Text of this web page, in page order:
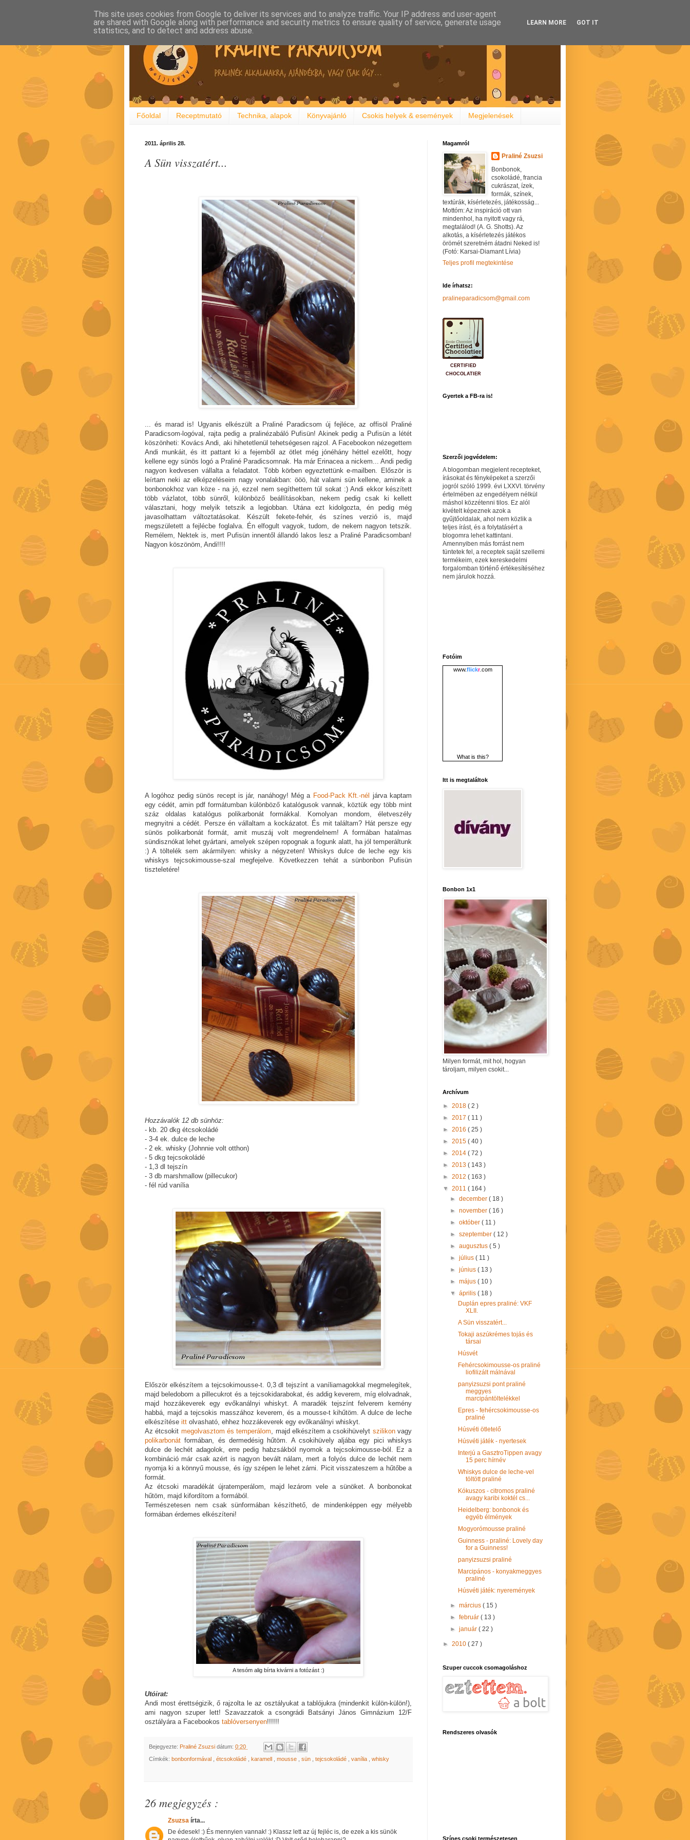
Főoldal Receptmutató Technika, alapok Könyvajánló Csokis helyek & események Megjelenések
2011. április 28.
A Sün visszatért...
... és marad is! Ugyanis elkészült a Praliné Paradicsom új fejléce, az offisöl Praliné
Paradicsom-logóval, rajta pedig a pralinézabáló Pufisün! Akinek pedig a Pufisün a létét
köszönheti: Kovács Andi, aki hihetetlenül tehetségesen rajzol. A Facebookon nézegettem
Andi munkáit, és itt pattant ki a fejemből az ötlet még jónéhány héttel ezelőtt, hogy
kellene egy sünös logó a Praliné Paradicsomnak. Ha már Erinacea a nickem... Andi pedig
nagyon kedvesen vállalta a feladatot. Több körben egyeztettünk e-mailben. Először is
leírtam neki az elképzeléseim nagy vonalakban: ööö, hát valami sün kellene, aminek a
bonbonokhoz van köze - na jó, ezzel nem segíthettem túl sokat :) Andi ekkor készített
több vázlatot, több sünről, különböző beállításokban, nekem pedig csak ki kellett
választani, hogy melyik tetszik a legjobban. Utána ezt kidolgozta, én pedig még
javasolhattam változtatásokat. Készült fekete-fehér, és színes verzió is, majd
megszületett a fejlécbe foglalva. Én elfogult vagyok, tudom, de nekem nagyon tetszik.
Remélem, Nektek is, mert Pufisün innentől állandó lakos lesz a Praliné Paradicsomban!
Nagyon köszönöm, Andi!!!!
A logóhoz pedig sünös recept is jár, nanáhogy! Még a Food-Pack Kft.-nél járva kaptam
egy cédét, amin pdf formátumban különböző katalógusok vannak, köztük egy több mint
száz oldalas katalógus polikarbonát formákkal. Komolyan mondom, életveszély
megnyitni a cédét. Persze én vállaltam a kockázatot. És mit találtam? Hát persze egy
sünös polikarbonát formát, amit muszáj volt megrendelnem! A formában hatalmas
sündisznókat lehet gyártani, amelyek szépen ropognak a fogunk alatt, ha jól temperáltunk
:) A töltelék sem akármilyen: whisky a négyzeten! Whiskys dulce de leche egy kis
whiskys tejcsokimousse-szal megfejelve. Következzen tehát a sünbonbon Pufisün
tiszteletére!
Hozzávalók 12 db sünhöz:
- kb. 20 dkg étcsokoládé
- 3-4 ek. dulce de leche
- 2 ek. whisky (Johnnie volt otthon)
- 5 dkg tejcsokoládé
- 1,3 dl tejszín
- 3 db marshmallow (pillecukor)
- fél rúd vanília
Először elkészítem a tejcsokimousse-t. 0,3 dl tejszínt a vaníliamagokkal megmelegítek,
majd beledobom a pillecukrot és a tejcsokidarabokat, és addig keverem, míg elolvadnak,
majd hozzákeverek egy evőkanálnyi whiskyt. A maradék tejszínt felverem kemény
habbá, majd a tejcsokis masszához keverem, és a mousse-t kihűtöm. A dulce de leche
elkészítése itt olvasható, ehhez hozzákeverek egy evőkanálnyi whiskyt.
Az étcsokit megolvasztom és temperálom, majd elkészítem a csokihüvelyt szilikonvagy
polikarbonát formában, és dermedésig hűtöm. A csokihüvely aljába egy pici whiskys
dulce de lechét adagolok, erre pedig habzsákból nyomok a tejcsokimousse-ból. Ez a
kombináció már csak azért is nagyon bevált nálam, mert a folyós dulce de lechét nem
nyomja ki a könnyű mousse, és így szépen le lehet zárni. Picit visszateszem a hűtőbe a
formát.
Az étcsoki maradékát újratemperálom, majd lezárom vele a sünöket. A bonbonokat
hűtöm, majd kifordítom a formából.
Természetesen nem csak sünformában készíthető, de mindenképpen egy mélyebb
formában érdemes elkészíteni!
A tesóm alig bírta kivárni a fotózást :)
Utóirat:
Andi most érettségizik, ő rajzolta le az osztályukat a tablójukra (mindenkit külön-külön!),
ami nagyon szuper lett! Szavazzatok a csongrádi Batsányi János Gimnázium 12/F
osztályára a Facebookos tablóversenyen!!!!!!
Bejegyezte: Praliné Zsuzsi dátum: 0:20
Címkék: bonbonformával , étcsokoládé , karamell , mousse , sün , tejcsokoládé , vanília , whisky
26 megjegyzés :
Zsuzsa írta...
De édesek! :) És mennyien vannak! :) Klassz lett az új fejléc is, de ezek a kis sünök
Magamról
Praliné Zsuzsi
Bonbonok,
csokoládé, francia
cukrászat, ízek,
formák, színek,
textúrák, kísérletezés, játékosság...
Mottóm: Az inspiráció ott van
mindenhol, ha nyitott vagy rá,
megtalálod! (A. G. Shotts). Az
alkotás, a kísérletezés játékos
örömét szeretném átadni Neked is!
(Fotó: Karsai-Diamant Lívia)
Teljes profil megtekintése
Ide írhatsz:
pralineparadicsom@gmail.com
CERTIFIED
CHOCOLATIER
Gyertek a FB-ra is!
Szerzői jogvédelem:
A blogomban megjelent recepteket,
írásokat és fényképeket a szerzői
jogról szóló 1999. évi LXXVI. törvény
értelmében az engedélyem nélkül
máshol közzétenni tilos. Ez alól
kivételt képeznek azok a
gyűjtőoldalak, ahol nem közlik a
teljes írást, és a folytatásért a
blogomra lehet kattintani.
Amennyiben más forrást nem
tüntetek fel, a receptek saját szellemi
termékeim, ezek kereskedelmi
forgalomban történő értékesítéséhez
nem járulok hozzá.
Fotóim
www.flickr.com
What is this?
Itt is megtaláltok
Bonbon 1x1
Milyen formát, mit hol, hogyan
tároljam, milyen csokit...
Archívum
► 2018 ( 2 )
► 2017 ( 11 )
► 2016 ( 25 )
► 2015 ( 40 )
► 2014 ( 72 )
► 2013 ( 143 )
► 2012 ( 163 )
▼ 2011 ( 164 )
►december( 18 )
►november( 16 )
►október( 11 )
►szeptember( 12 )
►augusztus( 5 )
►július( 11 )
►június( 13 )
►május( 10 )
▼április( 18 )
Duplán epres praliné: VKF
XLII.
A Sün visszatért...
Tokaji aszúkrémes tojás és
társai
Húsvét
Fehércsokimousse-os praliné
liofilizált málnával
panyizsuzsi pont praliné
meggyes
marcipántöltelékkel
Epres - fehércsokimousse-os
praliné
Húsvéti ötletelő
Húsvéti játék - nyertesek
Interjú a GasztroTippen avagy
15 perc hírnév
Whiskys dulce de leche-vel
töltött praliné
Kókuszos - citromos praliné
avagy karibi koktél cs...
Heidelberg: bonbonok és
egyéb élmények
Mogyorómousse praliné
Guinness - praliné: Lovely day
for a Guinness!
panyizsuzsi praliné
Marcipános - konyakmeggyes
praliné
Húsvéti játék: nyeremények
►március( 15 )
►február( 13 )
►január( 22 )
► 2010 ( 27 )
Szuper cuccok csomagoláshoz
Rendszeres olvasók
Színes csoki természetesen
This site uses cookies from Google to deliver its services and to analyze traffic. Your IP address and user-agent
are shared with Google along with performance and security metrics to ensure quality of service, generate usage
statistics, and to detect and address abuse.
LEARN MORE GOT IT